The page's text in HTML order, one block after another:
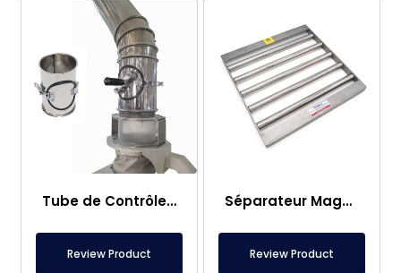
Tube de Contrôle Magnétique pour Moulins à Farine
Review Product
Séparateur Magnétique à Grille 420×420 mm
Review Product